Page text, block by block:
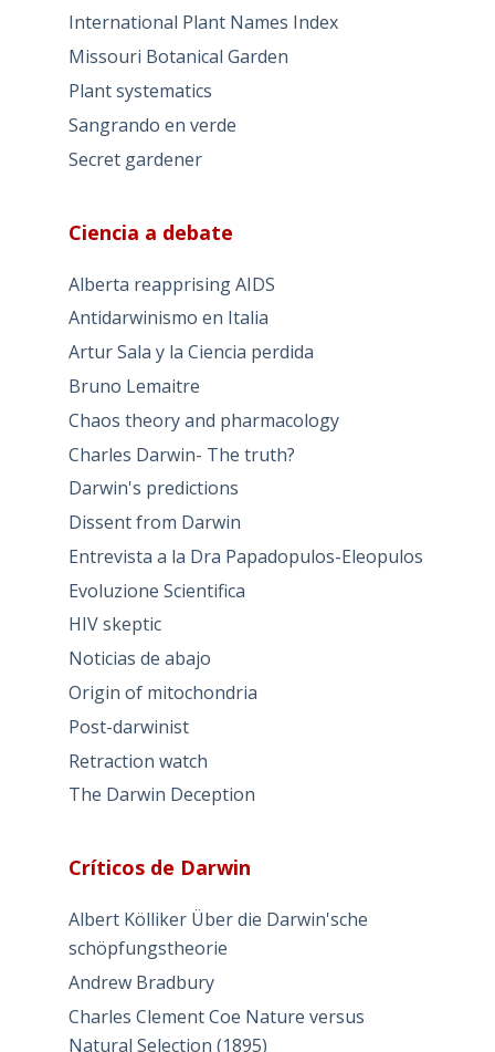
CSIC-Madrid
Dioscórides interactivo
Directorio de botánica en internet
Garden History Girl
Cádiz
International Plant Names Index
Plant systematics
Secret gardener
Ciencia a debate
Alberta reapprising AIDS
Antidarwinismo en Italia
Artur Sala y la Ciencia perdida
Bruno Lemaitre
Chaos theory and pharmacology
Charles Darwin- The truth?
Darwin's predictions
Dissent from Darwin
Evoluzione Scientifica
Noticias de abajo
Origin of mitochondria
Post-darwinist
Retraction watch